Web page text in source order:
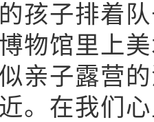
孩子排着
物馆里上
亲子露营
。在我们